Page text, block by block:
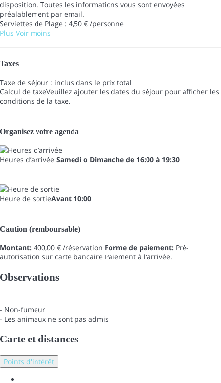
disposition. Toutes les informations vous sont envoyées
préalablement par email.
Serviettes de Plage : 4,50 € /personne
Plus Voir moins
Taxes
Taxe de séjour : inclus dans le prix total
Calcul de taxeVeuillez ajouter les dates du séjour pour afficher les
conditions de la taxe.
Organisez votre agenda
Heures d’arrivée Samedi o Dimanche de 16:00 à 19:30
Heure de sortieAvant 10:00
Caution (remboursable)
Montant: 400,00 € /réservation Forme de paiement: Pré-
autorisation sur carte bancaire Paiement à l'arrivée.
Observations
- Non-fumeur
- Les animaux ne sont pas admis
Carte et distances
Points d'intérêt